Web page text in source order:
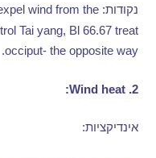
נקודות wind from the
Tai yang, Bl 66.67 treat
occiput- the opposite way.
2. Wind heat:
אינדיקציות: